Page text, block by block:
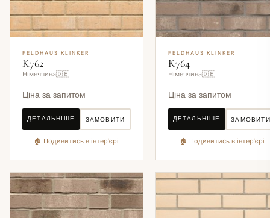
FELDHAUS KLINKER
K762
Німеччина🇩🇪
Ціна за запитом
ДЕТАЛЬНІШЕ ЗАМОВИТИ
🏠 Подивитись в інтер'єрі
FELDHAUS KLINKER
K764
Німеччина🇩🇪
Ціна за запитом
ДЕТАЛЬНІШЕ ЗАМОВИТИ
🏠 Подивитись в інтер'єрі